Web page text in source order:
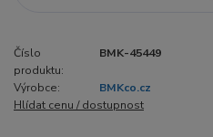
Číslo
produktu:
BMK-45449
Výrobce:
BMKco.cz
Hlídat cenu / dostupnost